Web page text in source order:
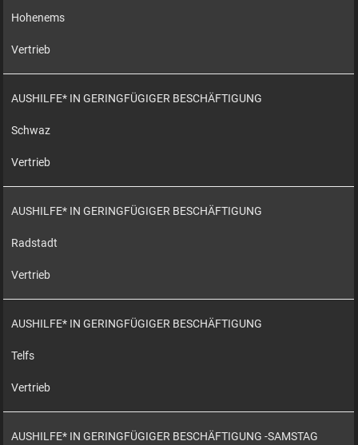
Hohenems
Vertrieb
AUSHILFE* IN GERINGFÜGIGER BESCHÄFTIGUNG
Schwaz
Vertrieb
AUSHILFE* IN GERINGFÜGIGER BESCHÄFTIGUNG
Radstadt
Vertrieb
AUSHILFE* IN GERINGFÜGIGER BESCHÄFTIGUNG
Telfs
Vertrieb
AUSHILFE* IN GERINGFÜGIGER BESCHÄFTIGUNG -SAMSTAG